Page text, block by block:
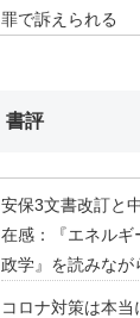
罪で訴えられる
書評
安保3文書改訂と
在感：『エネルギ
政学』を読みなが
コロナ対策は本当